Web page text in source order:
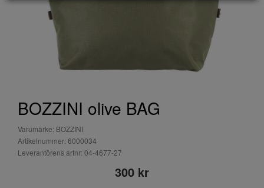
BOZZINI olive BAG
Varumärke: BOZZINI
Artikelnummer: 6000034
Leverantörens artnr: 04-4677-27
300 kr